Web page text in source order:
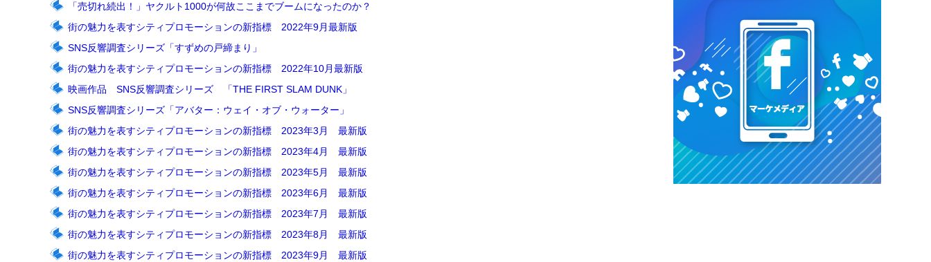
「売切れ続出！」ヤクルト1000が何故ここまでブームになったのか？
街の魅力を表すシティプロモーションの新指標 2022年9月最新版
SNS反響調査シリーズ「すずめの戸締まり」
街の魅力を表すシティプロモーションの新指標 2022年10月最新版
映画作品 SNS反響調査シリーズ 「THE FIRST SLAM DUNK」
SNS反響調査シリーズ「アバター：ウェイ・オブ・ウォーター」
街の魅力を表すシティプロモーションの新指標 2023年3月 最新版
街の魅力を表すシティプロモーションの新指標 2023年4月 最新版
街の魅力を表すシティプロモーションの新指標 2023年5月 最新版
街の魅力を表すシティプロモーションの新指標 2023年6月 最新版
街の魅力を表すシティプロモーションの新指標 2023年7月 最新版
街の魅力を表すシティプロモーションの新指標 2023年8月 最新版
街の魅力を表すシティプロモーションの新指標 2023年9月 最新版